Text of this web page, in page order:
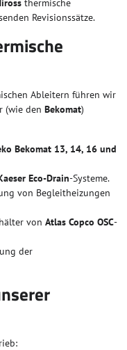
thermische
Revisionssätze.
Ableitern führen wir
(wie den Bekomat)
Bekomat 13, 14, 16 und
Eco-Drain-Systeme.
von Begleitheizungen
von Atlas Copco OSC-
der